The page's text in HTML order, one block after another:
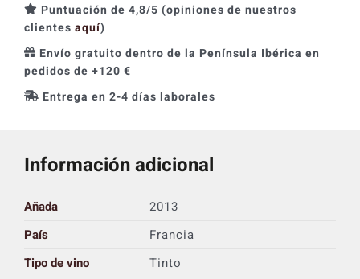
Puntuación de 4,8/5 (opiniones de nuestros
clientes aquí)
Envío gratuito dentro de la Península Ibérica en
pedidos de +120 €
Entrega en 2-4 días laborales
Información adicional
Añada
2013
País
Francia
Tipo de vino
Tinto